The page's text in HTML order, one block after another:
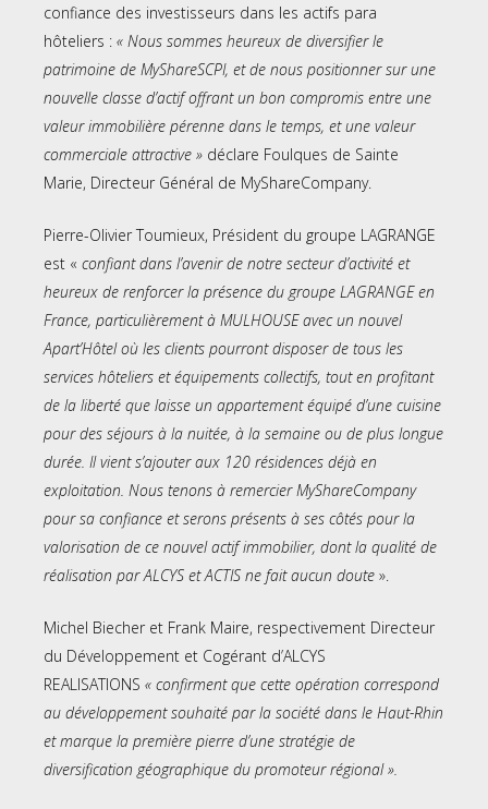
confiance des investisseurs dans les actifs para
hôteliers : « Nous sommes heureux de diversifier le
patrimoine de MyShareSCPI, et de nous positionner sur une
nouvelle classe d’actif offrant un bon compromis entre une
valeur immobilière pérenne dans le temps, et une valeur
commerciale attractive » déclare Foulques de Sainte
Marie, Directeur Général de MyShareCompany.
Pierre-Olivier Toumieux, Président du groupe LAGRANGE
est « confiant dans l’avenir de notre secteur d’activité et
heureux de renforcer la présence du groupe LAGRANGE en
France, particulièrement à MULHOUSE avec un nouvel
Apart’Hôtel où les clients pourront disposer de tous les
services hôteliers et équipements collectifs, tout en profitant
de la liberté que laisse un appartement équipé d’une cuisine
pour des séjours à la nuitée, à la semaine ou de plus longue
durée. Il vient s’ajouter aux 120 résidences déjà en
exploitation. Nous tenons à remercier MyShareCompany
pour sa confiance et serons présents à ses côtés pour la
valorisation de ce nouvel actif immobilier, dont la qualité de
réalisation par ALCYS et ACTIS ne fait aucun doute ».
Michel Biecher et Frank Maire, respectivement Directeur
du Développement et Cogérant d’ALCYS
REALISATIONS « confirment que cette opération correspond
au développement souhaité par la société dans le Haut-Rhin
et marque la première pierre d’une stratégie de
diversification géographique du promoteur régional ».